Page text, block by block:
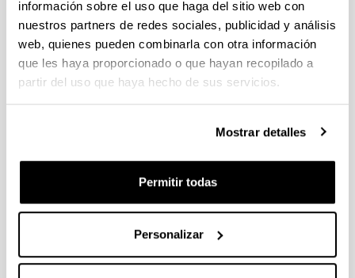
información sobre el uso que haga del sitio web con
nuestros partners de redes sociales, publicidad y análisis
web, quienes pueden combinarla con otra información
que les haya proporcionado o que hayan recopilado a
partir del uso que haya hecho de sus servicios.
Mostrar detalles
Permitir todas
Personalizar
Opción para cursar los Minors